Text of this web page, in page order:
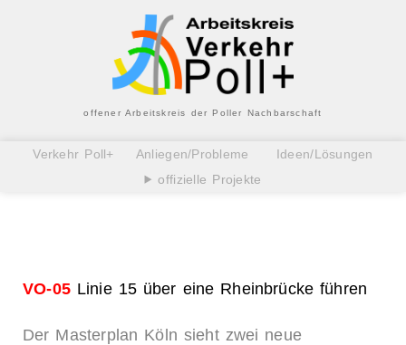
offener Arbeitskreis der Poller Nachbarschaft
Verkehr Poll+ Anliegen/Probleme
Ideen/Lösungen
offizielle Projekte
VO-05 Linie 15 über eine Rheinbrücke führen
Der Masterplan Köln sieht zwei neue